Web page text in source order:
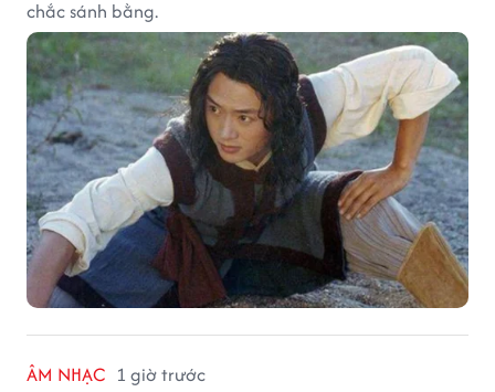
chắc sánh bằng.
ÂM NHẠC 1 giờ trước